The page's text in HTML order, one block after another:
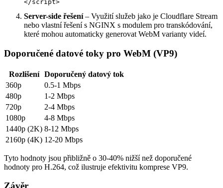
</script>
Server-side řešení– Využití služeb jako je Cloudflare Stream
nebo vlastní řešení s NGINX s modulem pro transkódování,
které mohou automaticky generovat WebM varianty videí.
Doporučené datové toky pro WebM (VP9)
Rozlišení
Doporučený datový tok
360p
0.5-1 Mbps
480p
1-2 Mbps
720p
2-4 Mbps
1080p
4-8 Mbps
1440p (2K) 8-12 Mbps
2160p (4K) 12-20 Mbps
Tyto hodnoty jsou přibližně o 30-40% nižší než doporučené
hodnoty pro H.264, což ilustruje efektivitu komprese VP9.
Závěr